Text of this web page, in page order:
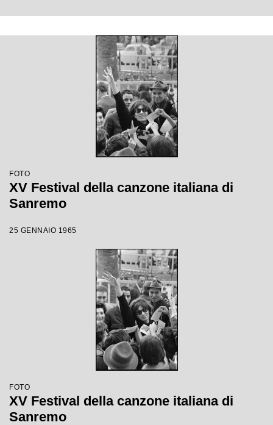
FOTO
XV Festival della canzone italiana di
Sanremo
25 GENNAIO 1965
FOTO
XV Festival della canzone italiana di
Sanremo